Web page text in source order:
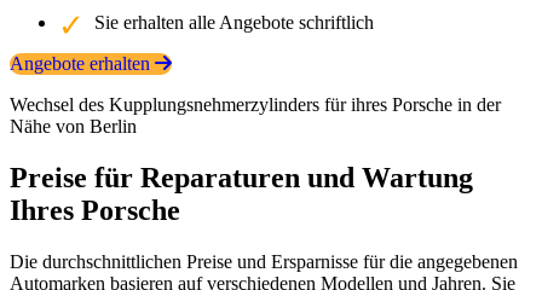
Sie erhalten alle Angebote schriftlich
Angebote erhalten
Wechsel des Kupplungsnehmerzylinders für ihres Porsche in der
Nähe von Berlin
Preise für Reparaturen und Wartung
Ihres Porsche
Die durchschnittlichen Preise und Ersparnisse für die angegebenen
Automarken basieren auf verschiedenen Modellen und Jahren. Sie